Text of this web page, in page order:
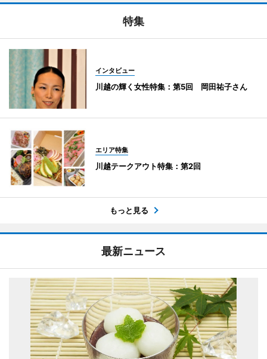
特集
インタビュー
川越の輝く女性特集：第5回 岡田祐子さん
エリア特集
川越テークアウト特集：第2回
もっと見る
最新ニュース